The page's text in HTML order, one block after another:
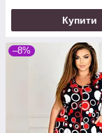
Купити
–8%